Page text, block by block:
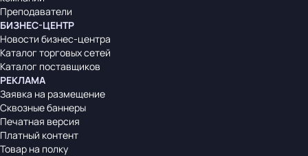
Преподаватели
БИЗНЕС-ЦЕНТР
Новости бизнес-центра
Каталог торговых сетей
Каталог поставщиков
РЕКЛАМА
Заявка на размещение
Сквозные баннеры
Печатная версия
Платный контент
Товар на полку